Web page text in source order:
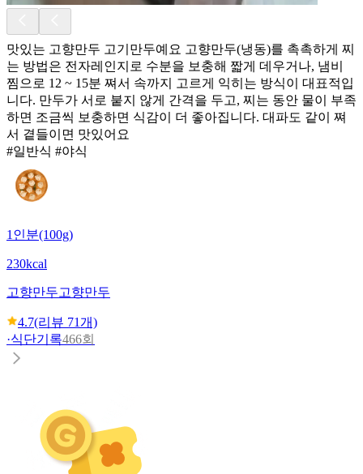
맛있는 고향만두 고기만두예요 고향만두(냉동)를 촉촉하게 찌
는 방법은 전자레인지로 수분을 보충해 짧게 데우거나, 냄비
찜으로 12 ~ 15분 쪄서 속까지 고르게 익히는 방식이 대표적입
니다. 만두가 서로 붙지 않게 간격을 두고, 찌는 동안 물이 부족
하면 조금씩 보충하면 식감이 더 좋아집니다. 대파도 같이 쪄
서 곁들이면 맛있어요
#일반식 #야식
1인분(100g)
230kcal
고향만두고향만두
4.7(리뷰 71개)
·식단기록466회